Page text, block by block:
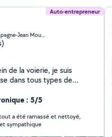
Auto-entrepreneur
Angoulême (Ma Campagne-Jean Moulin)
de la voierie, je suis
dans tous types de
élagage, créations de
Karcher divers.
Intérieur :
: 5/5
a été ramassé et nettoyé,
sympathique